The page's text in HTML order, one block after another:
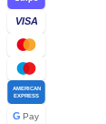
VISA
AMERICAN
EXPRESS
G Pay